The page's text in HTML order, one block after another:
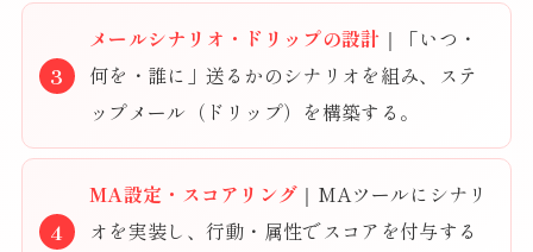
メールシナリオ・ドリップの設計 ｜「いつ・
何を・誰に」送るかのシナリオを組み、ステ
ップメール（ドリップ）を構築する。
MA設定・スコアリング ｜MAツールにシナリ
オを実装し、行動・属性でスコアを付与する